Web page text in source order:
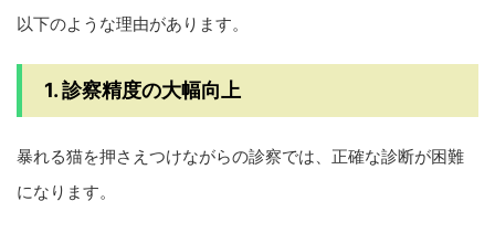
以下のような理由があります。
1. 診察精度の大幅向上
暴れる猫を押さえつけながらの診察では、正確な診断が困難
になります。